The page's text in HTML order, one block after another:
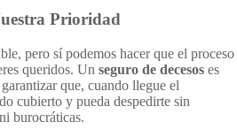
Prioridad
pero sí podemos hacer que el proceso
queridos. Un seguro de decesos es
que, cuando llegue el
cubierto y pueda despedirte sin
burocráticas.